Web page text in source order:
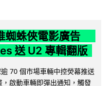
蜘蛛俠電影廣告
送 U2 專輯翻版
70 個市場車輛中控熒幕推送
，啟動車輛即彈出通知，觸發